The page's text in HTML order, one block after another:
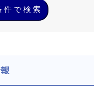
件で検索